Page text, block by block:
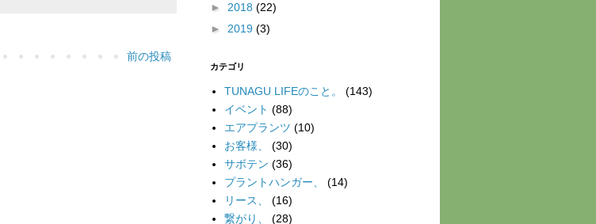
前の投稿
► 2018 (22)
► 2019 (3)
カテゴリ
TUNAGU LIFEのこと。
(143)
イベント (88)
エアプランツ (10)
お客様、
(30)
サボテン (36)
プラントハンガー、
(14)
リース、
(16)
繋がり、
(28)